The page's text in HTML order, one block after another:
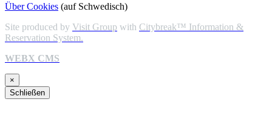
Über Cookies (auf Schwedisch)
Site produced by Visit Group with Citybreak™ Information &
Reservation System.
WEBX CMS
×
Schließen